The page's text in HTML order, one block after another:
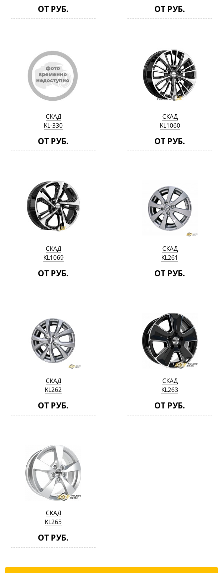
ОТ РУБ. ОТ РУБ.
СКАД
KL-330
ОТ РУБ.
СКАД
KL1060
ОТ РУБ.
СКАД
KL1069
ОТ РУБ.
СКАД
KL261
ОТ РУБ.
СКАД
KL262
ОТ РУБ.
СКАД
KL263
ОТ РУБ.
СКАД
KL265
ОТ РУБ.